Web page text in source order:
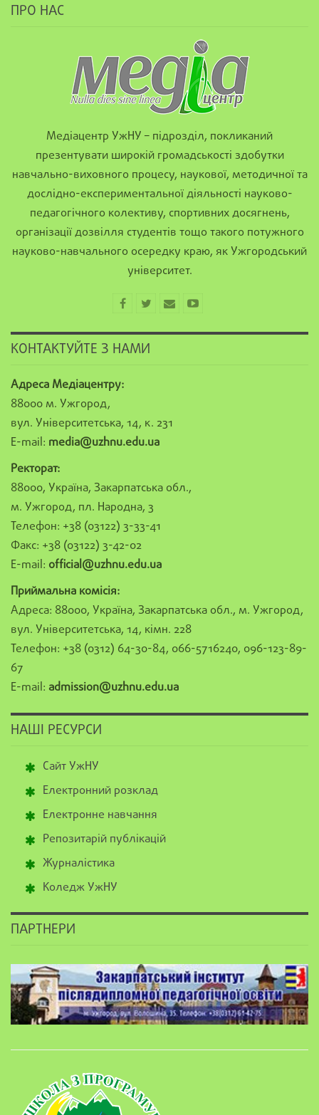
ПРО НАС
Медіацентр УжНУ – підрозділ, покликаний
презентувати широкій громадськості здобутки
навчально-виховного процесу, наукової, методичної та
дослідно-експериментальної діяльності науково-
педагогічного колективу, спортивних досягнень,
організації дозвілля студентів тощо такого потужного
науково-навчального осередку краю, як Ужгородський
університет.
КОНТАКТУЙТЕ З НАМИ
Адреса Медіацентру:
88000 м. Ужгород,
вул. Університетська, 14, к. 231
E-mail: media@uzhnu.edu.ua
Ректорат:
88000, Україна, Закарпатська обл.,
м. Ужгород, пл. Народна, 3
Телефон: +38 (03122) 3-33-41
Факс: +38 (03122) 3-42-02
E-mail: official@uzhnu.edu.ua
Приймальна комісія:
Адреса: 88000, Україна, Закарпатська обл., м. Ужгород,
вул. Університетська, 14, кімн. 228
Телефон: +38 (0312) 64-30-84, 066-5716240, 096-123-89-
67
E-mail: admission@uzhnu.edu.ua
НАШІ РЕСУРСИ
Сайт УжНУ
Електронний розклад
Електронне навчання
Репозитарій публікацій
Журналістика
Коледж УжНУ
ПАРТНЕРИ